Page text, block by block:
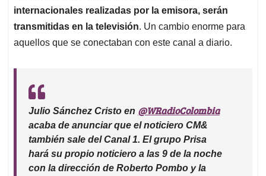
internacionales realizadas por la emisora, serán
transmitidas en la televisión. Un cambio enorme para
aquellos que se conectaban con este canal a diario.
Julio Sánchez Cristo en @WRadioColombia
acaba de anunciar que el noticiero CM&
también sale del Canal 1. El grupo Prisa
hará su propio noticiero a las 9 de la noche
con la dirección de Roberto Pombo y la